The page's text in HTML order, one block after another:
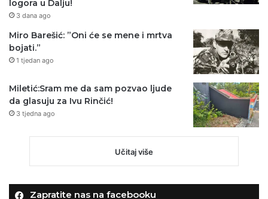
logora u Dalju!
3 dana ago
Miro Barešić: ”Oni će se mene i mrtva
bojati.”
1 tjedan ago
Miletić:Sram me da sam pozvao ljude
da glasuju za Ivu Rinčić!
3 tjedna ago
Učitaj više
Zapratite nas na facebooku